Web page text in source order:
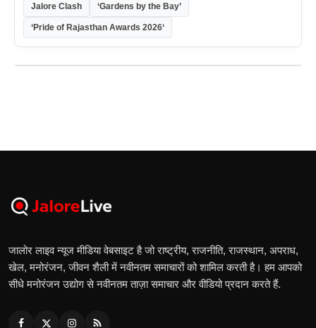
Jalore Clash ‘Gardens by the Bay’
‘Pride of Rajasthan Awards 2026‘
जालोर लाइव न्यूज मीडिया वेबसाइट है जो राष्ट्रीय, राजनीति, राजस्थान, अपराध,
खेल, मनोरंजन, जीवन शैली में नवीनतम समाचारों को शामिल करती है। हम आपको
सीधे मनोरंजन उद्योग से नवीनतम ताज़ा समाचार और वीडियो प्रदान करते हैं.